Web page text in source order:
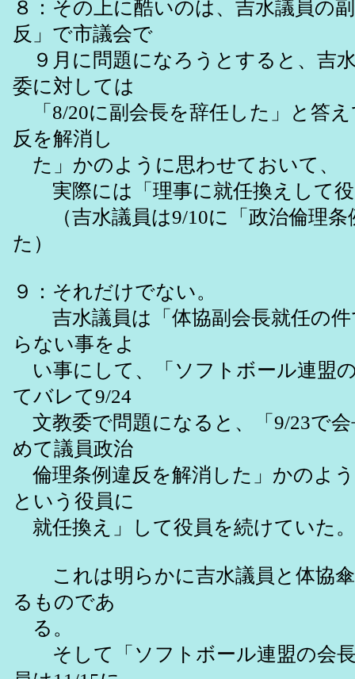
８：その上に酷いのは、吉水議員の
反」で市議会で
９月に問題になろうとすると、吉
委に対しては
「8/20に副会長を辞任した」と答
反を解消し
た」かのように思わせておいて、
実際には「理事に就任換えして役
（吉水議員は9/10に「政治倫理条
た）
９：それだけでない。
吉水議員は「体協副会長就任の件
らない事をよ
い事にして、「ソフトボール連盟
てバレて9/24
文教委で問題になると、「9/23で
めて議員政治
倫理条例違反を解消した」かのよ
という役員に
就任換え」して役員を続けていた。
これは明らかに吉水議員と体協傘
るものであ
る。
そして「ソフトボール連盟の会長